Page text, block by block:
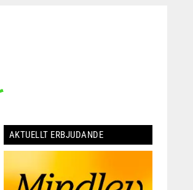
AKTUELLT ERBJUDANDE